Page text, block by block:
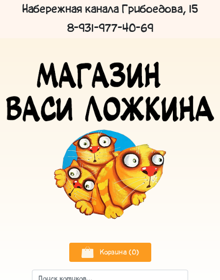
Набережная канала Грибоедова, 15
8-931-977-40-69
Корзина (0)